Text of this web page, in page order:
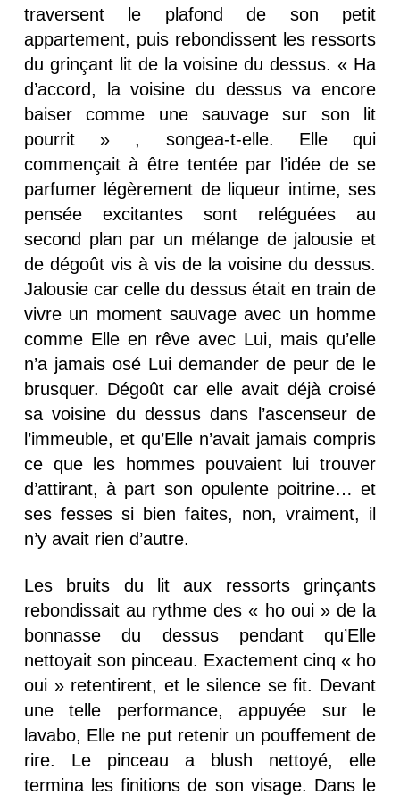
traversent le plafond de son petit
appartement, puis rebondissent les ressorts
du grinçant lit de la voisine du dessus. « Ha
d’accord, la voisine du dessus va encore
baiser comme une sauvage sur son lit
pourrit » , songea-t-elle. Elle qui
commençait à être tentée par l’idée de se
parfumer légèrement de liqueur intime, ses
pensée excitantes sont reléguées au
second plan par un mélange de jalousie et
de dégoût vis à vis de la voisine du dessus.
Jalousie car celle du dessus était en train de
vivre un moment sauvage avec un homme
comme Elle en rêve avec Lui, mais qu’elle
n’a jamais osé Lui demander de peur de le
brusquer. Dégoût car elle avait déjà croisé
sa voisine du dessus dans l’ascenseur de
l’immeuble, et qu’Elle n’avait jamais compris
ce que les hommes pouvaient lui trouver
d’attirant, à part son opulente poitrine… et
ses fesses si bien faites, non, vraiment, il
n’y avait rien d’autre.
Les bruits du lit aux ressorts grinçants
rebondissait au rythme des « ho oui » de la
bonnasse du dessus pendant qu’Elle
nettoyait son pinceau. Exactement cinq « ho
oui » retentirent, et le silence se fit. Devant
une telle performance, appuyée sur le
lavabo, Elle ne put retenir un pouffement de
rire. Le pinceau a blush nettoyé, elle
termina les finitions de son visage. Dans le